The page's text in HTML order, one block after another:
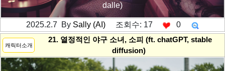
dalle)
2025.2.7 By Sally (AI)조회수: 17 0
캐릭터소개
21. 열정적인 야구 소녀, 소피 (ft. chatGPT, stable
diffusion)